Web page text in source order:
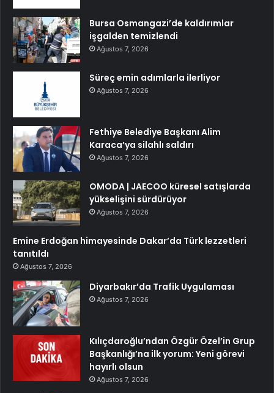
Bursa Osmangazi’de kaldırımlar
işgalden temizlendi
Ağustos 7, 2026
Süreç emin adımlarla ilerliyor
Ağustos 7, 2026
Fethiye Belediye Başkanı Alim
Karaca’ya silahlı saldırı
Ağustos 7, 2026
OMODA | JAECOO küresel satışlarda
yükselişini sürdürüyor
Ağustos 7, 2026
Emine Erdoğan himayesinde Dakar’da Türk lezzetleri
tanıtıldı
Ağustos 7, 2026
Diyarbakır’da Trafik Uygulaması
Ağustos 7, 2026
Kılıçdaroğlu’ndan Özgür Özel’in Grup
Başkanlığı’na ilk yorum: Yeni görevi
hayırlı olsun
Ağustos 7, 2026